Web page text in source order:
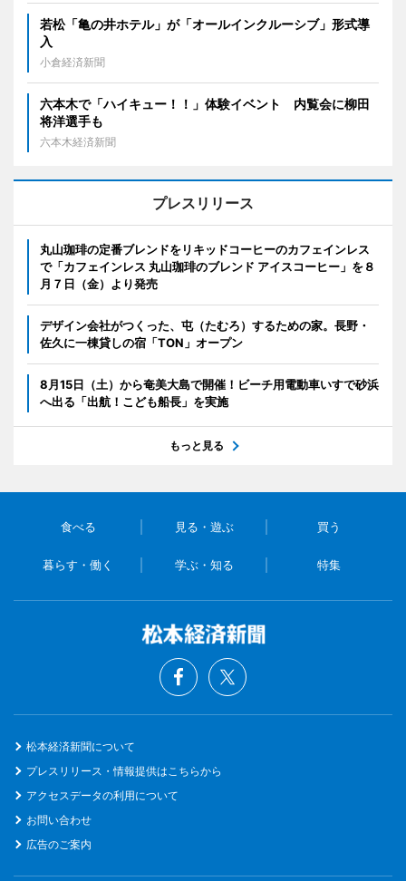
若松「亀の井ホテル」が「オールインクルーシブ」形式導
入
小倉経済新聞
六本木で「ハイキュー！！」体験イベント 内覧会に柳田
将洋選手も
六本木経済新聞
プレスリリース
丸山珈琲の定番ブレンドをリキッドコーヒーのカフェインレス
で「カフェインレス 丸山珈琲のブレンド アイスコーヒー」を８
月７日（金）より発売
デザイン会社がつくった、屯（たむろ）するための家。長野・
佐久に一棟貸しの宿「TON」オープン
8月15日（土）から奄美大島で開催！ビーチ用電動車いすで砂浜
へ出る「出航！こども船長」を実施
もっと見る
食べる 見る・遊ぶ 買う
暮らす・働く 学ぶ・知る 特集
松本経済新聞について
プレスリリース・情報提供はこちらから
アクセスデータの利用について
お問い合わせ
広告のご案内